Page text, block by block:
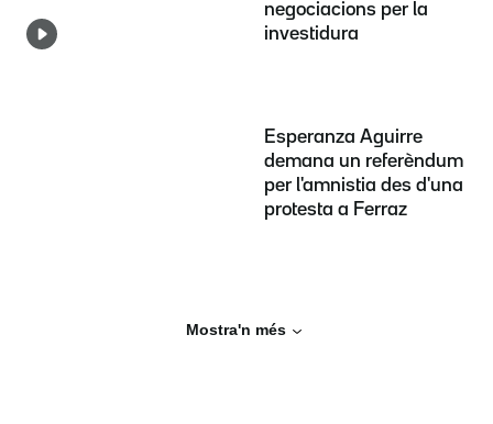
negociacions per la
investidura
Esperanza Aguirre
demana un referèndum
per l'amnistia des d'una
protesta a Ferraz
Mostra'n més